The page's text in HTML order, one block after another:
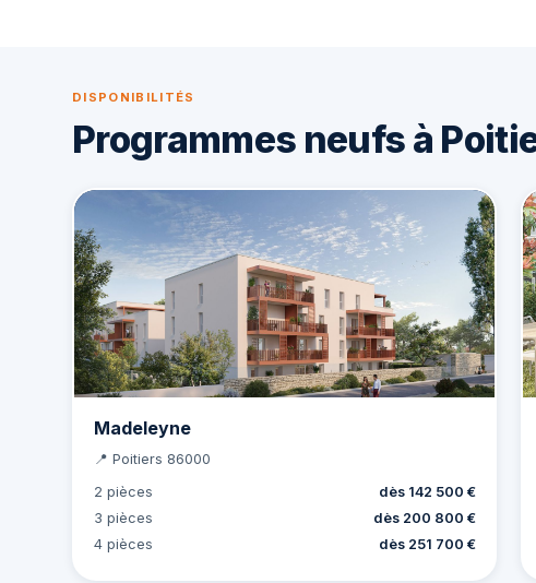
DISPONIBILITÉS
Programmes neufs à
Madeleyne
📍 Poitiers 86000
2 pièces
dès 142 500 €
3 pièces
dès 200 800 €
4 pièces
dès 251 700 €